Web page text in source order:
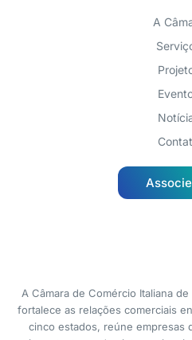
A
A Câmara de Comércio Italiana
fortalece as relações comerciais
cinco estados, reúne empresas